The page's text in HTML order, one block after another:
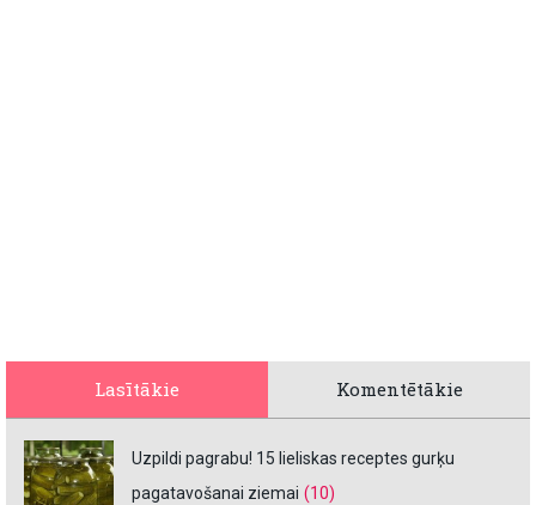
Lasītākie Komentētākie
Uzpildi pagrabu! 15 lieliskas receptes gurķu
pagatavošanai ziemai (10)